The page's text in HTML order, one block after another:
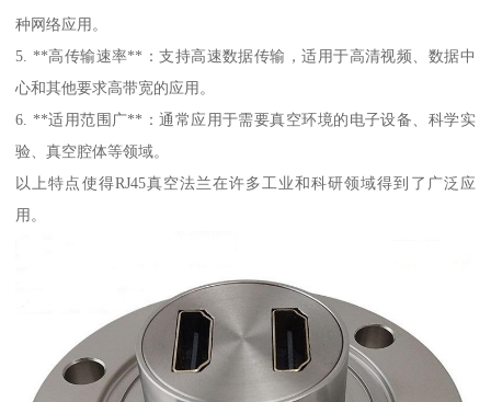
种网络应用。
5. **高传输速率**：支持高速数据传输，适用于高清视频、数据中
心和其他要求高带宽的应用。
6. **适用范围广**：通常应用于需要真空环境的电子设备、科学实
验、真空腔体等领域。
以上特点使得RJ45真空法兰在许多工业和科研领域得到了广泛应
用。